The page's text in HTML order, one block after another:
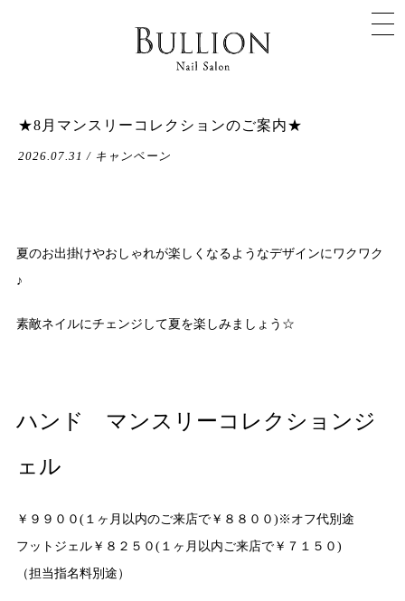
★8月マンスリーコレクションのご案内★
2026.07.31 / キャンペーン
夏のお出掛けやおしゃれが楽しくなるようなデザインにワクワク
♪
素敵ネイルにチェンジして夏を楽しみましょう☆
ハンド マンスリーコレクションジ
ェル
￥９９００(１ヶ月以内のご来店で￥８８００)※オフ代別途
フットジェル￥８２５０(１ヶ月以内ご来店で￥７１５０)
（担当指名料別途）